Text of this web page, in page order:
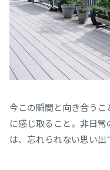
今この瞬間と向き合う
に感じ取ること。非日
は、忘れられない思い出